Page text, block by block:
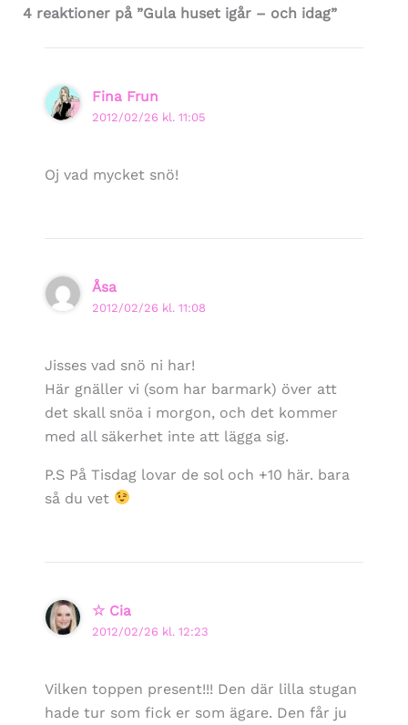
4 reaktioner på ”Gula huset igår – och idag”
Fina Frun
2012/02/26 kl. 11:05
Oj vad mycket snö!
Åsa
2012/02/26 kl. 11:08
Jisses vad snö ni har!
Här gnäller vi (som har barmark) över att
det skall snöa i morgon, och det kommer
med all säkerhet inte att lägga sig.
P.S På Tisdag lovar de sol och +10 här. bara
så du vet
☆ Cia
2012/02/26 kl. 12:23
Vilken toppen present!!! Den där lilla stugan
hade tur som fick er som ägare. Den får ju